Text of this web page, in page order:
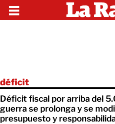
déficit
Déficit fiscal por arriba del
guerra se prolonga y se
presupuesto y